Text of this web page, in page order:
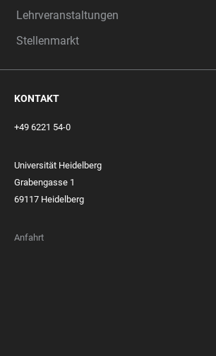
Lehrveranstaltungen
Stellenmarkt
KONTAKT
+49 6221 54-0
Universität Heidelberg
Grabengasse 1
69117 Heidelberg
Anfahrt